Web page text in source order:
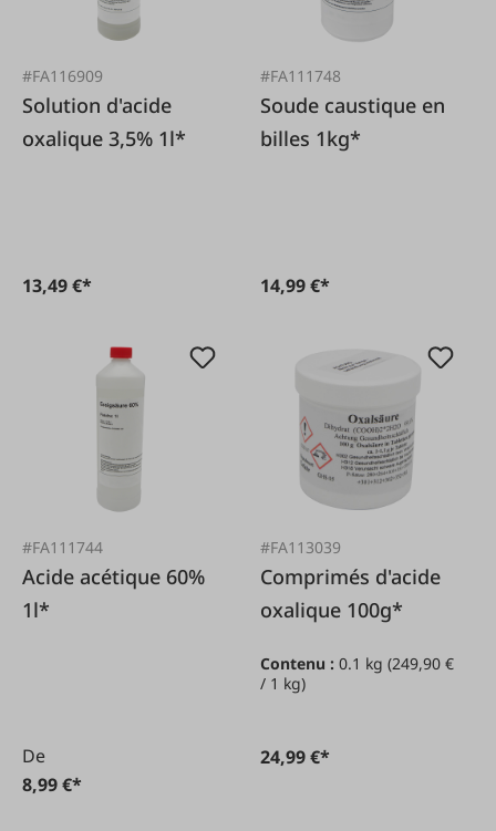
#FA116909
Solution d'acide
oxalique 3,5% 1l*
13,49 €*
#FA111748
Soude caustique en
billes 1kg*
14,99 €*
#FA111744
Acide acétique 60%
1l*
De
8,99 €*
#FA113039
Comprimés d'acide
oxalique 100g*
Contenu :0.1 kg(249,90 €
/ 1 kg)
24,99 €*